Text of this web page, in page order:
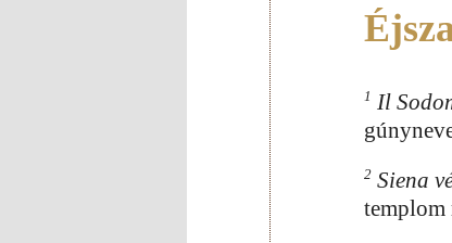
1 Il
2 Siena
templom